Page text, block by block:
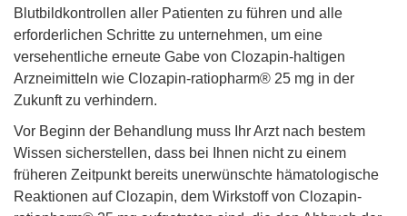
Blutbildkontrollen aller Patienten zu führen und alle
erforderlichen Schritte zu unternehmen, um eine
versehentliche erneute Gabe von Clozapin-haltigen
Arzneimitteln wie Clozapin-ratiopharm® 25 mg in der
Zukunft zu verhindern.
Vor Beginn der Behandlung muss Ihr Arzt nach bestem
Wissen sicherstellen, dass bei Ihnen nicht zu einem
früheren Zeitpunkt bereits unerwünschte hämatologische
Reaktionen auf Clozapin, dem Wirkstoff von Clozapin-